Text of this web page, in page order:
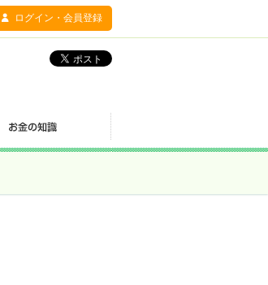
ログイン・会員登録